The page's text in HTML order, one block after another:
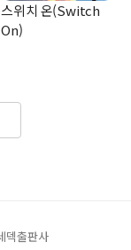
스위치 온(Switch
On)
덱출판사